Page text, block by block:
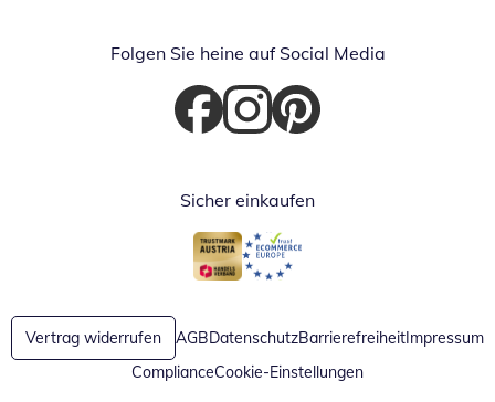
Folgen Sie heine auf Social Media
Öffnet in neuem Fenster
Öffnet in neuem Fenster
Öffnet in neuem Fenster
Sicher einkaufen
Öffnet in neuem Fenster
Öffnet in neuem Fenster
Vertrag widerrufen AGBDatenschutzBarrierefreiheitImpressum
ComplianceCookie-Einstellungen